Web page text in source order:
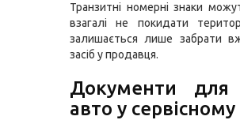
Транзитні номерні знаки
взагалі не покидати
залишається лише забрати
засіб у продавця.
Документи для
авто у